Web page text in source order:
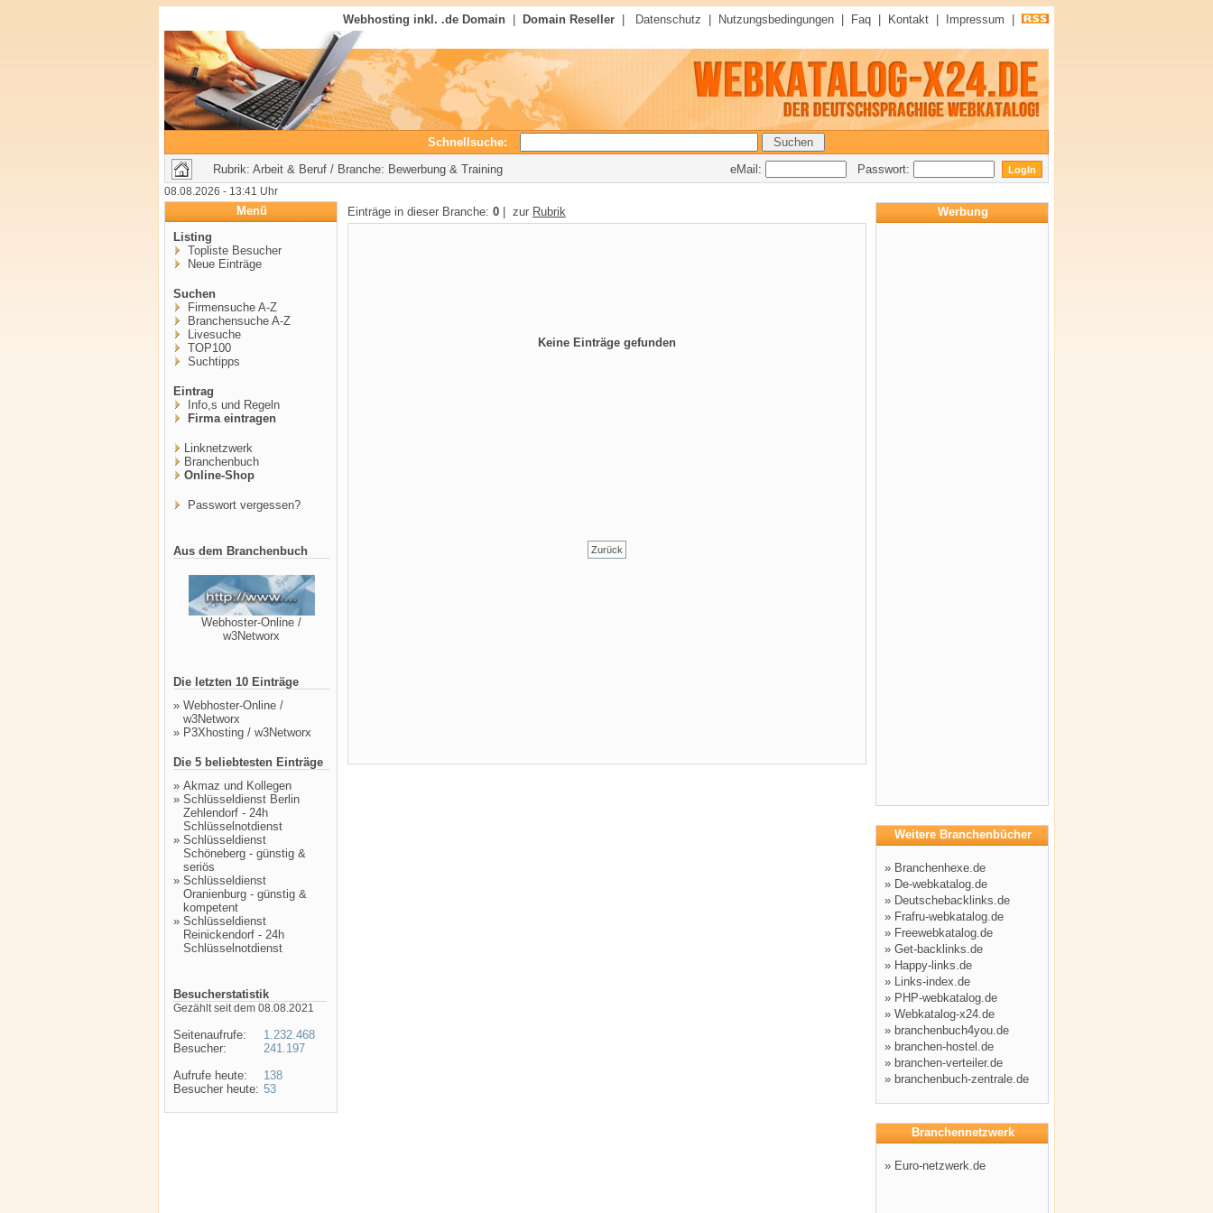
Webhosting inkl. .de Domain Domain Reseller Datenschutz Nutzungsbedingungen Faq Kontakt Impressum
Schnellsuche:
Rubrik: Arbeit & Beruf / Branche: Bewerbung & Training
eMail: Passwort:
08.08.2026 - 13:41 Uhr
Menü
Listing
Topliste Besucher
Neue Einträge
Suchen
Firmensuche A-Z
Branchensuche A-Z
Livesuche
TOP100
Suchtipps
Eintrag
Info,s und Regeln
Firma eintragen
Linknetzwerk
Branchenbuch
Online-Shop
Passwort vergessen?
Aus dem Branchenbuch
Webhoster-Online /
w3Networx
Die letzten 10 Einträge
» Webhoster-Online /
w3Networx
» P3Xhosting / w3Networx
Die 5 beliebtesten Einträge
» Akmaz und Kollegen
» Schlüsseldienst Berlin
Zehlendorf - 24h
Schlüsselnotdienst
» Schlüsseldienst
Schöneberg - günstig &
seriös
» Schlüsseldienst
Oranienburg - günstig &
kompetent
» Schlüsseldienst
Reinickendorf - 24h
Schlüsselnotdienst
Besucherstatistik
Gezählt seit dem 08.08.2021
Seitenaufrufe:
Besucher:
Aufrufe heute:
Besucher heute:
1.232.468
241.197
138
53
Einträge in dieser Branche: 0 | zur Rubrik
Keine Einträge gefunden
Zurück
Werbung
Weitere Branchenbücher
» Branchenhexe.de
» De-webkatalog.de
» Deutschebacklinks.de
» Frafru-webkatalog.de
» Freewebkatalog.de
» Get-backlinks.de
» Happy-links.de
» Links-index.de
» PHP-webkatalog.de
» Webkatalog-x24.de
» branchenbuch4you.de
» branchen-hostel.de
» branchen-verteiler.de
» branchenbuch-zentrale.de
Branchennetzwerk
» Euro-netzwerk.de